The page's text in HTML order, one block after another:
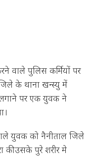
वाले पुलिस कर्मियों पर
जिले के थाना खन्स्यु में
लगाने पर एक युवक ने
युवक को नैनीताल जिले
की उसके पुरे शरीर मे